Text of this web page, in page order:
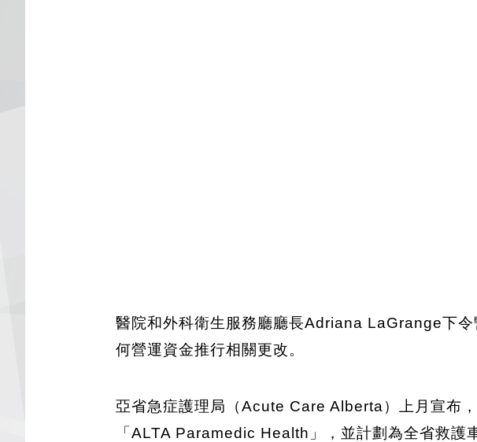
醫院和外科衛生服務廳廳長Adriana LaGrange下
何營運資金推行相關更改。
亞省急症護理局（Acute Care Alberta）上月宣布
「ALTA Paramedic Health」，並計劃為全省救護